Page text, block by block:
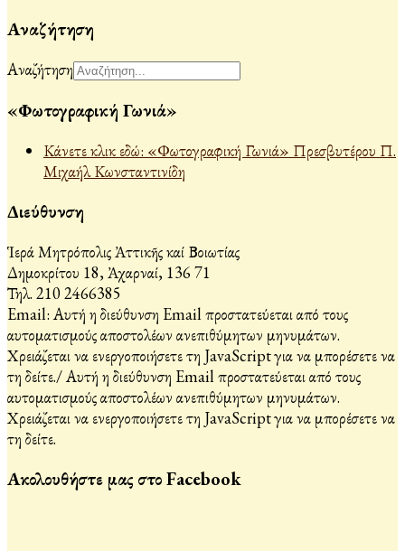
Αναζήτηση
Αναζήτηση
«Φωτογραφική Γωνιά»
Κάνετε κλικ εδώ: «Φωτογραφική Γωνιά» Πρεσβυτέρου Π.
Μιχαήλ Κωνσταντινίδη
Διεύθυνση
Ἱερά Μητρόπολις Ἀττικῆς καί Βοιωτίας
Δημοκρίτου 18, Ἀχαρναί, 136 71
Τηλ. 210 2466385
Email: Αυτή η διεύθυνση Email προστατεύεται από τους
αυτοματισμούς αποστολέων ανεπιθύμητων μηνυμάτων.
Χρειάζεται να ενεργοποιήσετε τη JavaScript για να μπορέσετε να
τη δείτε./Αυτή η διεύθυνση Email προστατεύεται από τους
αυτοματισμούς αποστολέων ανεπιθύμητων μηνυμάτων.
Χρειάζεται να ενεργοποιήσετε τη JavaScript για να μπορέσετε να
τη δείτε.
Ακολουθήστε μας στο Facebook